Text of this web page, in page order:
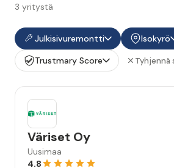
3 yritystä
Julkisivuremontti
Isokyrö
Trustmary Score
Tyhjennä
Väriset Oy
Uusimaa
4.8